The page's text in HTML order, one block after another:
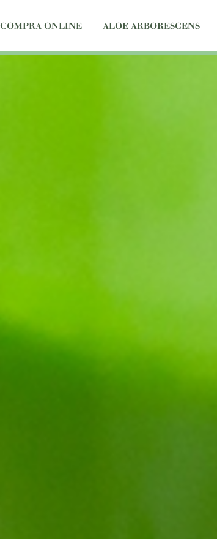
COMPRA ONLINE ALOE ARBORESCENS